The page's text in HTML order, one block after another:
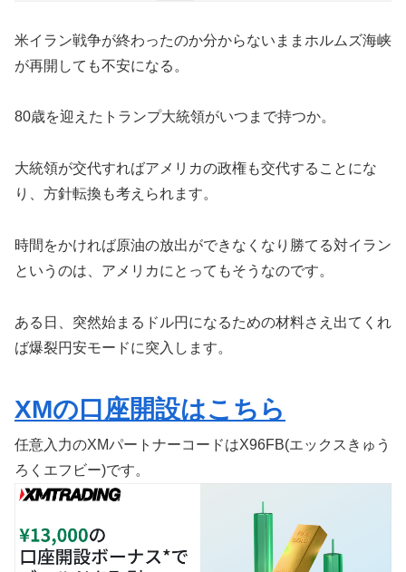
米イラン戦争が終わったのか分からないままホルムズ海峡
が再開しても不安になる。
80歳を迎えたトランプ大統領がいつまで持つか。
大統領が交代すればアメリカの政権も交代することにな
り、方針転換も考えられます。
時間をかければ原油の放出ができなくなり勝てる対イラン
というのは、アメリカにとってもそうなのです。
ある日、突然始まるドル円になるための材料さえ出てくれ
ば爆裂円安モードに突入します。
XMの口座開設はこちら
任意入力のXMパートナーコードはX96FB(エックスきゅう
ろくエフビー)です。